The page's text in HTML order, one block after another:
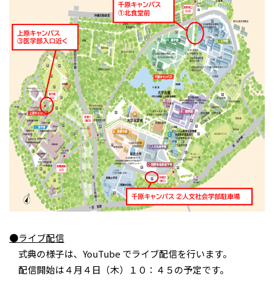
●ライブ配信
式典の様子は、YouTube でライブ配信を行います。
配信開始は４月４日（木）１０：４５の予定です。